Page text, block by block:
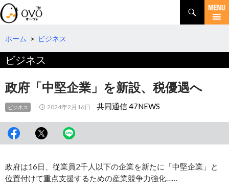
検
索
コ
テ
へ
移
動
ホーム > ビジネス
ビジネス
政府「中堅企業」を新設、税優遇へ
ビジネス 2024年2月16日 共同通信 47NEWS
政府は16日、従業員2千人以下の企業を新たに「中堅企業」と
位置付けて重点支援するための産業競争力強化……